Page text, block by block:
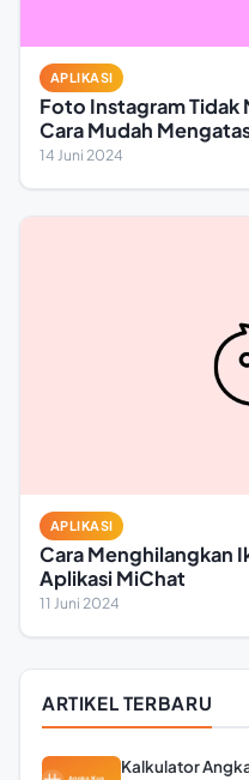
APLIKASI
Foto Instagram Tidak
Cara Mudah
14 Juni 2024
APLIKASI
Cara Menghilangkan
Aplikasi MiChat
11 Juni 2024
ARTIKEL TERBARU
Kalkulator